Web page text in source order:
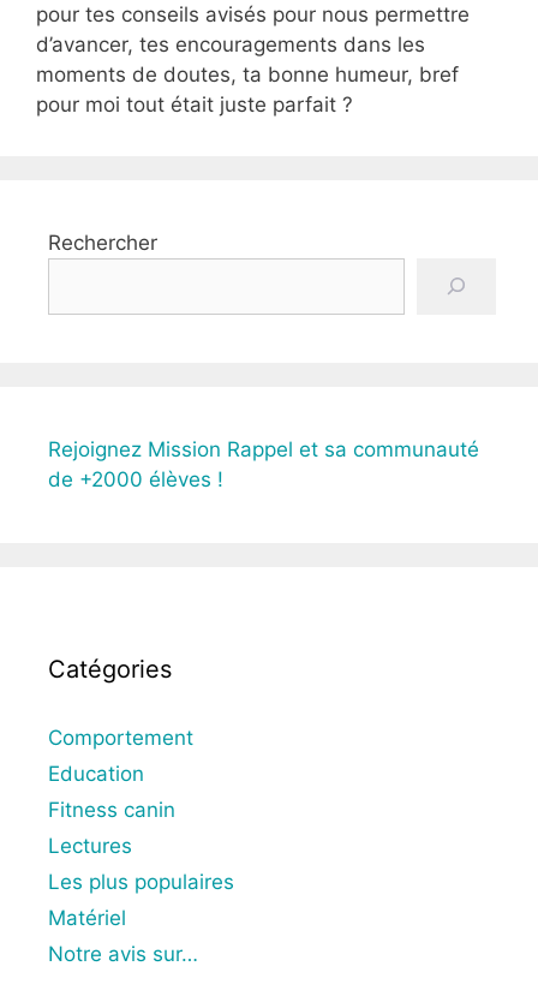
pour tes conseils avisés pour nous permettre
d’avancer, tes encouragements dans les
moments de doutes, ta bonne humeur, bref
pour moi tout était juste parfait ?
Rechercher
Rejoignez Mission Rappel et sa communauté
de +2000 élèves !
Catégories
Comportement
Education
Fitness canin
Lectures
Les plus populaires
Matériel
Notre avis sur…